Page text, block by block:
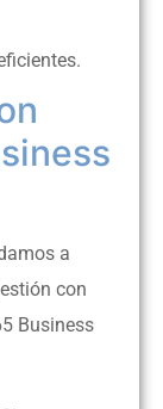
a
con
Business